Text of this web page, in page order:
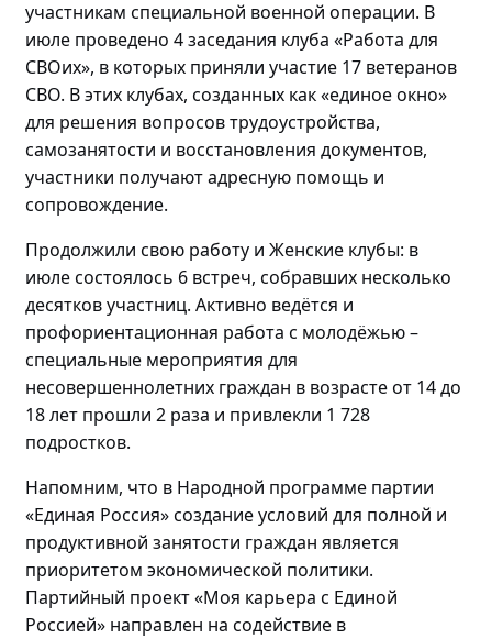
участникам специальной военной операции. В
июле проведено 4 заседания клуба «Работа для
СВОих», в которых приняли участие 17 ветеранов
СВО. В этих клубах, созданных как «единое окно»
для решения вопросов трудоустройства,
самозанятости и восстановления документов,
участники получают адресную помощь и
сопровождение.
Продолжили свою работу и Женские клубы: в
июле состоялось 6 встреч, собравших несколько
десятков участниц. Активно ведётся и
профориентационная работа с молодёжью–
специальные мероприятия для
несовершеннолетних граждан в возрасте от 14 до
18 лет прошли 2 раза и привлекли 1 728
подростков.
Напомним, что в Народной программе партии
«Единая Россия» создание условий для полной и
продуктивной занятости граждан является
приоритетом экономической политики.
Партийный проект «Моя карьера с Единой
Россией» направлен на содействие в